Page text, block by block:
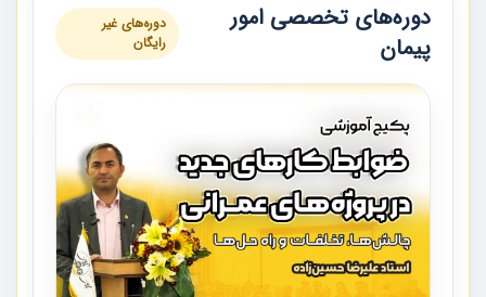
دوره‌های تخصصی امور
پیمان
دوره‌های غیر
رایگان